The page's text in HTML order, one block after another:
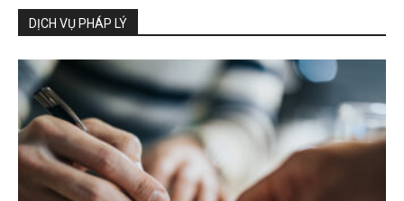
DỊCH VỤ PHÁP LÝ